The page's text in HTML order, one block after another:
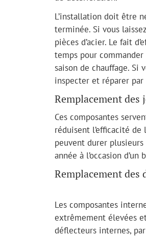
L’installation doit être
terminée. Si vous
pièces d’acier. Le fait
temps pour
saison de chauffage.
inspecter et réparer
Remplacement des
Ces composantes
réduisent l’efficacité de
peuvent durer
année à l’occasion
Remplacement des
Les composantes
extrêmement élevées
déflecteurs internes,